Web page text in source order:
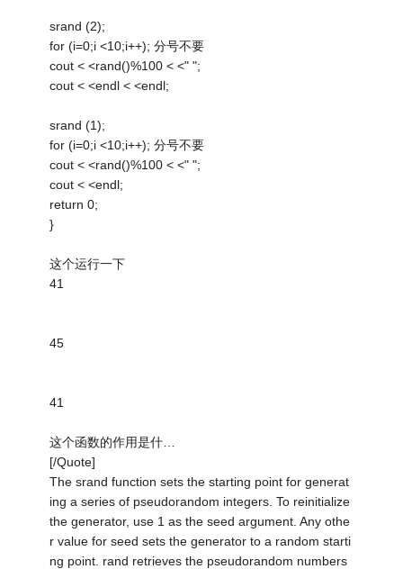
srand (2);
for (i=0;i <10;i++); 分号不要
cout < <rand()%100 < <" ";
cout < <endl < <endl;
srand (1);
for (i=0;i <10;i++); 分号不要
cout < <rand()%100 < <" ";
cout < <endl;
return 0;
}
这个运行一下
41
45
41
这个函数的作用是什…
[/Quote]
The srand function sets the starting point for generat
ing a series of pseudorandom integers. To reinitialize
the generator, use 1 as the seed argument. Any othe
r value for seed sets the generator to a random starti
ng point. rand retrieves the pseudorandom numbers